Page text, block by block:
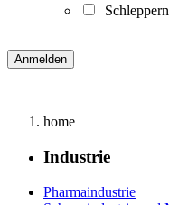
home
Industrie
Pharmaindustrie